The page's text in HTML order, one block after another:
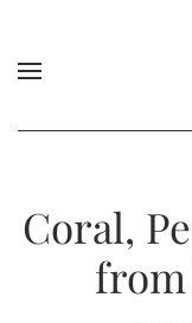
Coral,
from